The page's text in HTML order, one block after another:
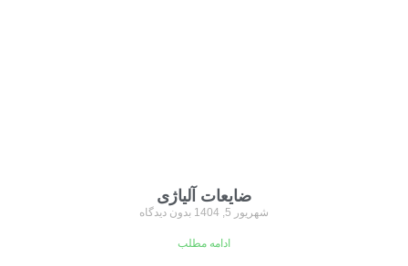
ضایعات آلیاژی
شهریور 5, 1404 بدون دیدگاه
ادامه مطلب